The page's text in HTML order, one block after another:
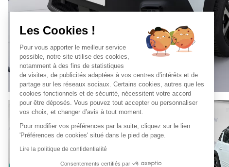
Les Cookies !
Pour vous apporter le meilleur service
possible, notre site utilise des cookies,
notamment à des fins de statistiques
de visites, de publicités adaptées à vos centres d’intérêts et de
partage sur les réseaux sociaux. Certains cookies, autres que les
cookies fonctionnels et de sécurité, nécessitent votre accord
pour être déposés. Vous pouvez tout accepter ou personnaliser
vos choix, et changer d’avis à tout moment.
Pour modifier vos préférences par la suite, cliquez sur le lien
'Préférences de cookies' situé dans le pied de page.
Lire la politique de confidentialité
Consentements certifiés par